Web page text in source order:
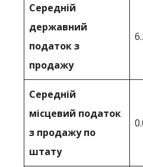
Середній
державний
податок з
продажу
Середній
місцевий податок
з продажу по
штату